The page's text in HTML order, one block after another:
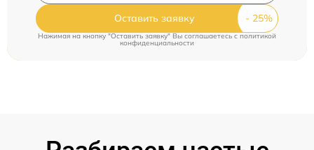
Оставить заявку
Нажимая на кнопку "Оставить заявку" Вы соглашаетесь cполитикой
конфиденциальности